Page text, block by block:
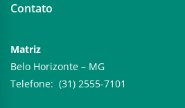
Contato
Matriz
Belo Horizonte – MG
Telefone: (31) 2555-7101